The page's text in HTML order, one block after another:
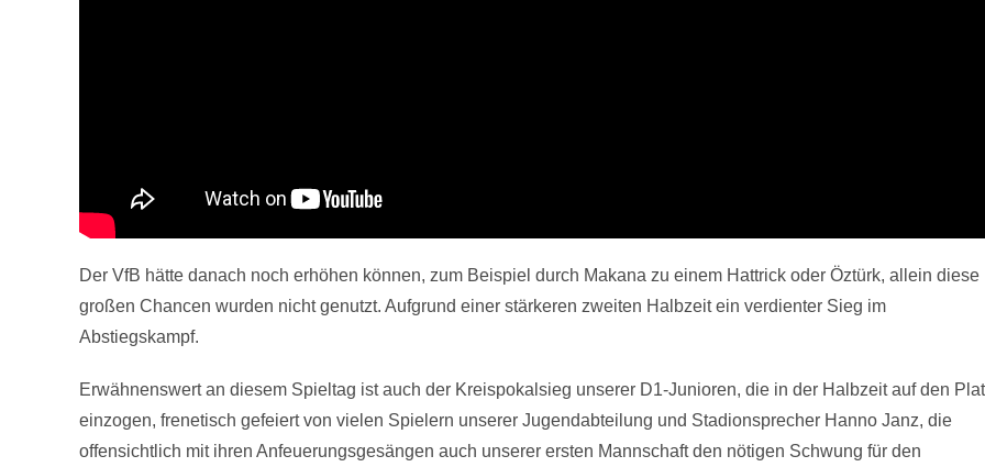
Der VfB hätte danach noch erhöhen können, zum Beispiel durch Makana zu einem Hattrick oder Öztürk, allein diese
großen Chancen wurden nicht genutzt. Aufgrund einer stärkeren zweiten Halbzeit ein verdienter Sieg im
Abstiegskampf.
Erwähnenswert an diesem Spieltag ist auch der Kreispokalsieg unserer D1-Junioren, die in der Halbzeit auf den
einzogen, frenetisch gefeiert von vielen Spielern unserer Jugendabteilung und Stadionsprecher Hanno Janz, die
offensichtlich mit ihren Anfeuerungsgesängen auch unserer ersten Mannschaft den nötigen Schwung für den